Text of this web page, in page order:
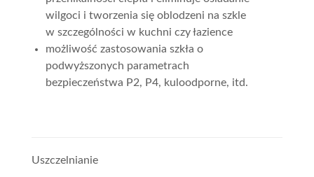
wilgoci i tworzenia się oblodzeni na szkle
w szczególności w kuchni czy łazience
możliwość zastosowania szkła o
podwyższonych parametrach
bezpieczeństwa P2, P4, kuloodporne, itd.
Uszczelnianie